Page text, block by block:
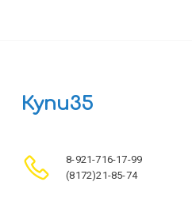
Купи35
8-921-716-17-99
(8172)21-85-74